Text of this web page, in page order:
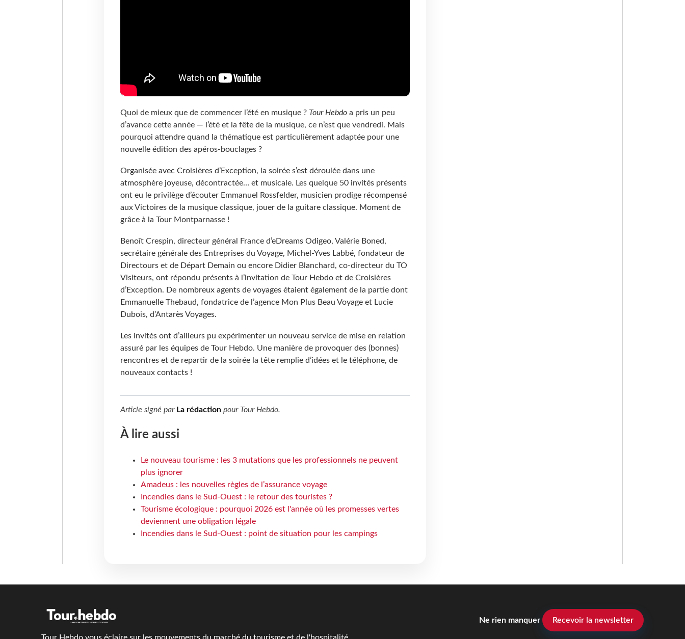
Quoi de mieux que de commencer l’été en musique ? Tour Hebdoa pris un peu
d’avance cette année — l’été et la fête de la musique, ce n’est que vendredi. Mais
pourquoi attendre quand la thématique est particulièrement adaptée pour une
nouvelle édition des apéros-bouclages ?
Organisée avec Croisières d’Exception, la soirée s’est déroulée dans une
atmosphère joyeuse, décontractée… et musicale. Les quelque 50 invités présents
ont eu le privilège d’écouter Emmanuel Rossfelder, musicien prodige récompensé
aux Victoires de la musique classique, jouer de la guitare classique. Moment de
grâce à la Tour Montparnasse !
Benoît Crespin, directeur général France d’eDreams Odigeo, Valérie Boned,
secrétaire générale des Entreprises du Voyage, Michel-Yves Labbé, fondateur de
Directours et de Départ Demain ou encore Didier Blanchard, co-directeur du TO
Visiteurs, ont répondu présents à l’invitation de Tour Hebdo et de Croisières
d’Exception. De nombreux agents de voyages étaient également de la partie dont
Emmanuelle Thebaud, fondatrice de l’agence Mon Plus Beau Voyage et Lucie
Dubois, d’Antarès Voyages.
Les invités ont d’ailleurs pu expérimenter un nouveau service de mise en relation
assuré par les équipes de Tour Hebdo. Une manière de provoquer des (bonnes)
rencontres et de repartir de la soirée la tête remplie d’idées et le téléphone, de
nouveaux contacts !
Article signé par La rédactionpour Tour Hebdo.
À lire aussi
Le nouveau tourisme : les 3 mutations que les professionnels ne peuvent
plus ignorer
Amadeus : les nouvelles règles de l’assurance voyage
Incendies dans le Sud-Ouest : le retour des touristes ?
Tourisme écologique : pourquoi 2026 est l'année où les promesses vertes
deviennent une obligation légale
Incendies dans le Sud-Ouest : point de situation pour les campings
Ne rien manquer Recevoir la newsletter